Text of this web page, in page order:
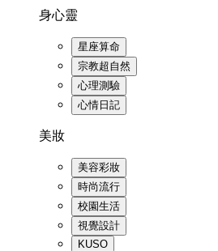
身心靈
星座算命
宗教超自然
心理測驗
心情日記
美妝
美容彩妝
時尚流行
校園生活
視覺設計
KUSO